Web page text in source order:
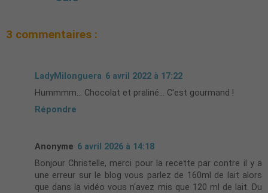
3 commentaires :
LadyMilonguera 6 avril 2022 à 17:22
Hummmm... Chocolat et praliné... C'est gourmand !
Répondre
Anonyme 6 avril 2026 à 14:18
Bonjour Christelle, merci pour la recette par contre il y a
une erreur sur le blog vous parlez de 160ml de lait alors
que dans la vidéo vous n'avez mis que 120 ml de lait. Du